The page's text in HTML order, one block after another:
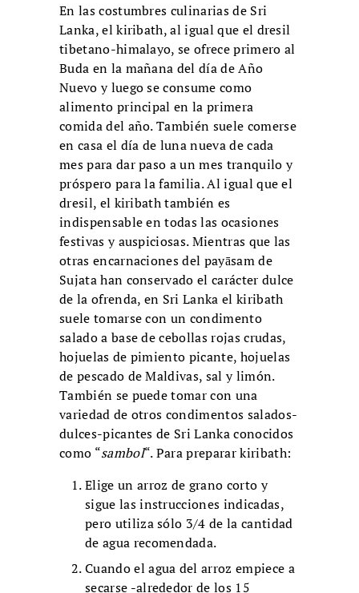
En las costumbres culinarias de Sri
Lanka, el kiribath, al igual que el dresil
tibetano-himalayo, se ofrece primero al
Buda en la mañana del día de Año
Nuevo y luego se consume como
alimento principal en la primera
comida del año. También suele comerse
en casa el día de luna nueva de cada
mes para dar paso a un mes tranquilo y
próspero para la familia. Al igual que el
dresil, el kiribath también es
indispensable en todas las ocasiones
festivas y auspiciosas. Mientras que las
otras encarnaciones del payāsam de
Sujata han conservado el carácter dulce
de la ofrenda, en Sri Lanka el kiribath
suele tomarse con un condimento
salado a base de cebollas rojas crudas,
hojuelas de pimiento picante, hojuelas
de pescado de Maldivas, sal y limón.
También se puede tomar con una
variedad de otros condimentos salados-
dulces-picantes de Sri Lanka conocidos
como “sambol“. Para preparar kiribath:
Elige un arroz de grano corto y
sigue las instrucciones indicadas,
pero utiliza sólo 3/4 de la cantidad
de agua recomendada.
Cuando el agua del arroz empiece a
secarse -alrededor de los 15